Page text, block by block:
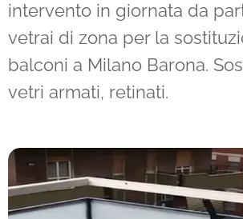
intervento in giornata da
vetrai di zona per la
balconi a Milano Barona.
vetri armati, retinati.